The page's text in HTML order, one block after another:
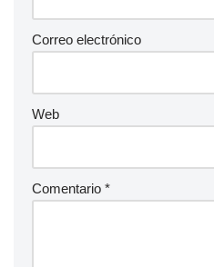
Correo electrónico
Web
Comentario *